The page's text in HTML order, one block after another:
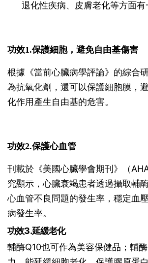
退化性疾病、皮膚老化等方面有
功效1.保護細胞，避免自由基傷害
根據《當前心臟病學評論》的綜合
為抗氧化劑，還可以保護細胞膜，
化作用產生自由基的危害。
功效2.保護心血管
刊載於《美國心臟學會期刊》（
究顯示，心臟衰竭患者透過攝取輔
心血管不良問題的發生率，穩定血
病發生率。
功效3.延緩老化
輔酶Q10也可作為美容保健品；輔